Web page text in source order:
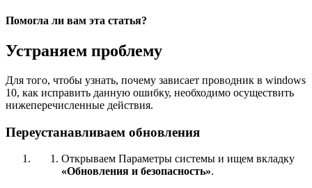
Помогла ли вам эта статья?
Устраняем проблему
Для того, чтобы узнать, почему зависает проводник в windows
10, как исправить данную ошибку, необходимо осуществить
нижеперечисленные действия.
Переустанавливаем обновления
Открываем Параметры системы и ищем вкладку
«Обновления и безопасность».